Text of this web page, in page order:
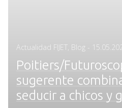
Actualidad FIJET Blog - Posted
Poitiers/
sugerente
seducir a chicos y